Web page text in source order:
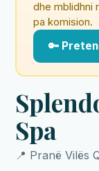
dhe mblidhni
pa komision.
🔑
Spa
📍 Pranë Vilës